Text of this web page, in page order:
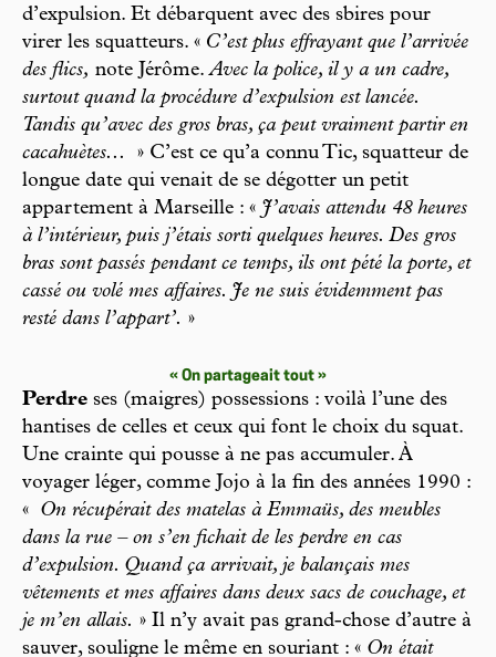
d’expulsion. Et débarquent avec des sbires pour
virer les squatteurs. « C’est plus effrayant que l’arrivée
des flics, note Jérôme. Avec la police, il y a un cadre,
surtout quand la procédure d’expulsion est lancée.
Tandis qu’avec des gros bras, ça peut vraiment partir en
cacahuètes...
» C’est ce qu’a connu Tic, squatteur de
longue date qui venait de se dégotter un petit
appartement à Marseille : « J’avais attendu 48 heures
à l’intérieur, puis j’étais sorti quelques heures. Des gros
bras sont passés pendant ce temps, ils ont pété la porte, et
cassé ou volé mes affaires. Je ne suis évidemment pas
resté dans l’appart’. »
« On partageait tout »
Perdre ses (maigres) possessions : voilà l’une des
hantises de celles et ceux qui font le choix du squat.
Une crainte qui pousse à ne pas accumuler. À
voyager léger, comme Jojo à la fin des années 1990 :
«
On récupérait des matelas à Emmaüs, des meubles
dans la rue – on s’en fichait de les perdre en cas
d’expulsion. Quand ça arrivait, je balançais mes
vêtements et mes affaires dans deux sacs de couchage, et
je m’en allais. » Il n’y avait pas grand-chose d’autre à
sauver, souligne le même en souriant : « On était